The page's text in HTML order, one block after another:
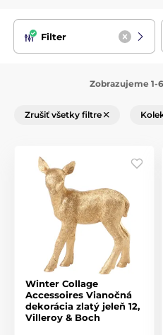
Filter
Zobrazujeme 1-
Zrušiť všetky filtre
Winter Collage
Accessoires Vianočná
dekorácia zlatý jeleň 12,
Villeroy & Boch